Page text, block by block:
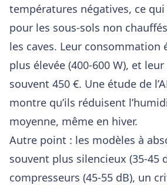
températures négatives, ce
pour les sous-sols non
les caves. Leur consommation
plus élevée (400-600 W), et
souvent 450 €. Une étude de
montre qu’ils réduisent
moyenne, même en hiver.
Autre point : les modèles à
souvent plus silencieux (35-45
compresseurs (45-55 dB), un